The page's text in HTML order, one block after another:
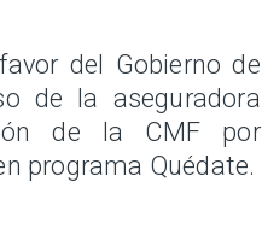
del Gobierno de
de la aseguradora
de la CMF por
programa Quédate.